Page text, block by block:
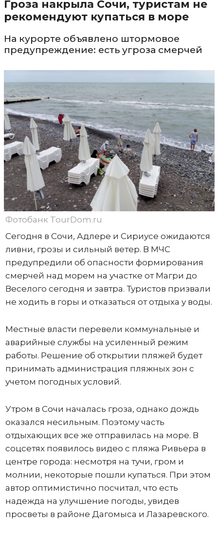
Гроза накрыла Сочи, туристам не
рекомендуют купаться в море
На курорте объявлено штормовое
предупреждение: есть угроза смерчей
Фотобанк TourDom.ru
Сегодня в Сочи, Адлере и Сириусе ожидаются
ливни, грозы и сильный ветер. В МЧС
предупредили об опасности формирования
смерчей над морем на участке от Магри до
Веселого сегодня и завтра. Туристов призвали
не ходить в горы и отказаться от отдыха у воды.
Местные власти перевели коммунальные и
аварийные службы на усиленный режим
работы. Решение об открытии пляжей будет
принимать администрация пляжных зон с
учетом погодных условий.
Утром в Сочи началась гроза, однако дождь
оказался несильным. Поэтому часть
отдыхающих все же отправилась на море. В
соцсетях появилось видео с пляжа Ривьера в
центре города: несмотря на тучи, гром и
молнии, некоторые пошли купаться. При этом
автор оптимистично посчитал, что есть
надежда на улучшение погоды, увидев
просветы в районе Дагомыса и Лазаревского.